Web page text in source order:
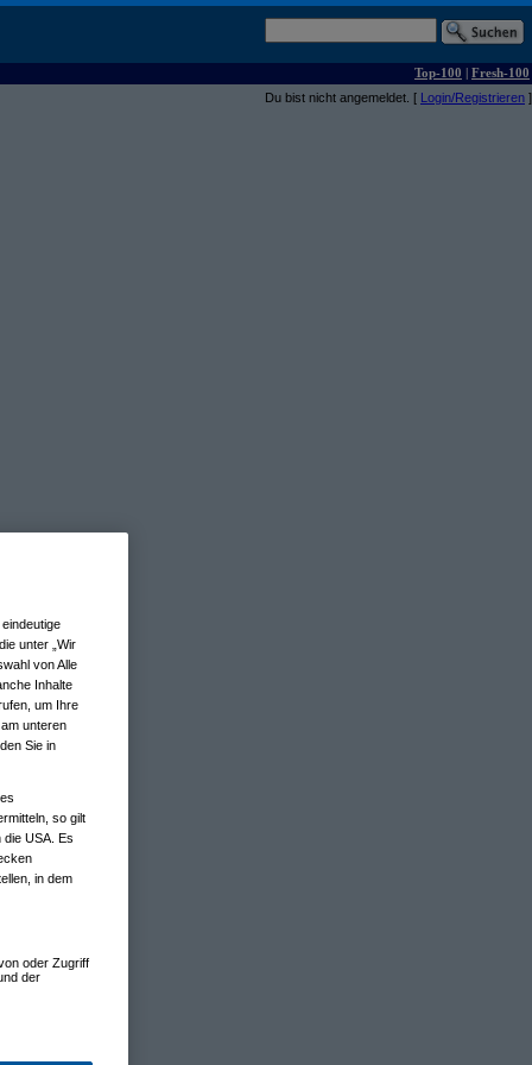
Top-100 | Fresh-100
Du bist nicht angemeldet. [ Login/Registrieren ]
unter „Wir
von Alle
Inhalte
um Ihre
unteren
Sie in
so gilt
die USA. Es
in dem
oder Zugriff
der